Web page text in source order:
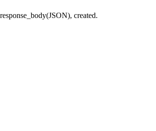
created.